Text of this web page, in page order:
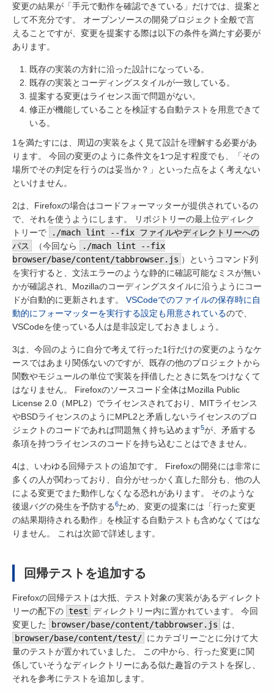
変更の結果が「手元で動作を確認できている」だけでは、提案と
して不充分です。 オープンソースの開発プロジェクト全般で言
えることですが、変更を提案する際は以下の条件を満たす必要が
あります。
既存の実装の方針に沿った設計になっている。
既存の実装とコーディングスタイルが一致している。
提案する変更はライセンス面で問題がない。
修正が機能していることを検証する自動テストを用意できて
いる。
1を満たすには、周辺の実装をよく見て設計を理解する必要があ
ります。 今回の変更のように条件文を1つ足す程度でも、「その
場所でその判定を行うのは妥当か？」といった点をよく考えない
といけません。
2は、Firefoxの場合はコードフォーマッターが提供されているの
で、それを使うようにします。 リポジトリーの最上位ディレク
トリーで
./mach lint --fix ファイルやディレクトリーへの
パス
（今回なら
./mach lint --fix
browser/base/content/tabbrowser.js ）というコマンド列
を実行すると、文法エラーのような静的に確認可能なミスが無い
かが確認され、Mozillaのコーディングスタイルに沿うようにコー
ドが自動的に更新されます。 VSCodeでのファイルの保存時に自
動的にフォーマッターを実行する設定も用意されているので、
VSCodeを使っている人は是非設定しておきましょう。
3は、今回のように自分で考えて行った1行だけの変更のようなケ
ースではあまり関係ないのですが、既存の他のプロジェクトから
関数やモジュールの単位で実装を拝借したときに気をつけなくて
はなりません。 Firefoxのソースコード全体はMozilla Public
License 2.0（MPL2）でライセンスされており、MITライセンス
やBSDライセンスのようにMPL2と矛盾しないライセンスのプロ
ジェクトのコードであれば問題無く持ち込めます5が、矛盾する
条項を持つライセンスのコードを持ち込むことはできません。
4は、いわゆる回帰テストの追加です。 Firefoxの開発には非常に
多くの人が関わっており、自分がせっかく直した部分も、他の人
による変更でまた動作しなくなる恐れがあります。 そのような
後退バグの発生を予防する6ため、変更の提案には「行った変更
の結果期待される動作」を検証する自動テストも含めなくてはな
りません。 これは次節で詳述します。
回帰テストを追加する
Firefoxの回帰テストは大抵、テスト対象の実装があるディレクト
リーの配下の test ディレクトリー内に置かれています。 今回
変更した
browser/base/content/tabbrowser.js
は、
browser/base/content/test/ にカテゴリーごとに分けて大
量のテストが置かれていました。 この中から、行った変更に関
係していそうなディレクトリーにある似た趣旨のテストを探し、
それを参考にテストを追加します。